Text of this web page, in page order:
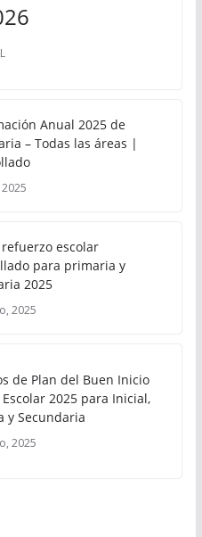
Anual 2025 de
– Todas las áreas |
escolar
para primaria y
2025
2025
de Plan del Buen Inicio
2025 para Inicial,
y Secundaria
2025